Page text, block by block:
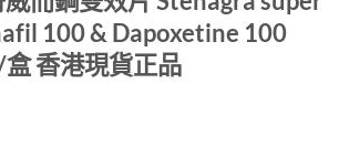
100 & Dapoxetine 100
香港現貨正品